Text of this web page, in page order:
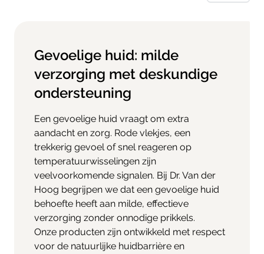
Gevoelige huid: milde
verzorging met deskundige
ondersteuning
Een gevoelige huid vraagt om extra
aandacht en zorg. Rode vlekjes, een
trekkerig gevoel of snel reageren op
temperatuurwisselingen zijn
veelvoorkomende signalen. Bij Dr. Van der
Hoog begrijpen we dat een gevoelige huid
behoefte heeft aan milde, effectieve
verzorging zonder onnodige prikkels.
Onze producten zijn ontwikkeld met respect
voor de natuurlijke huidbarrière en